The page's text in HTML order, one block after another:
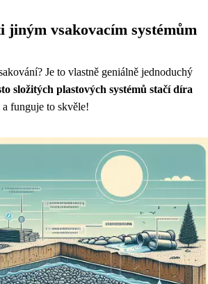
jiným vsakovacím systémům
Je to vlastně geniálně jednoduchý
složitých plastových systémů stačí díra
a funguje to skvěle!